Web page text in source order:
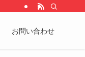
お問い合わせ